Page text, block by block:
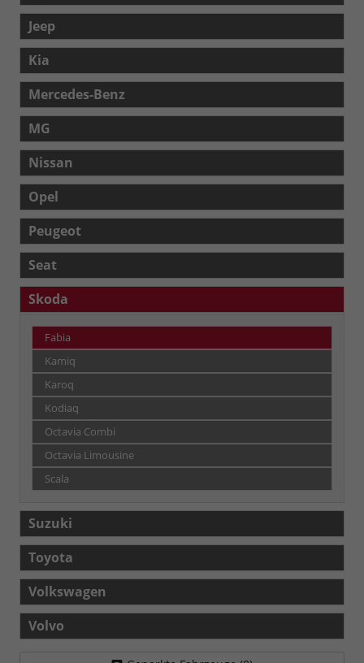
Jeep
Kia
Mercedes-Benz
MG
Nissan
Opel
Peugeot
Seat
Skoda
Fabia
Kamiq
Karoq
Kodiaq
Octavia Combi
Octavia Limousine
Scala
Suzuki
Toyota
Volkswagen
Volvo